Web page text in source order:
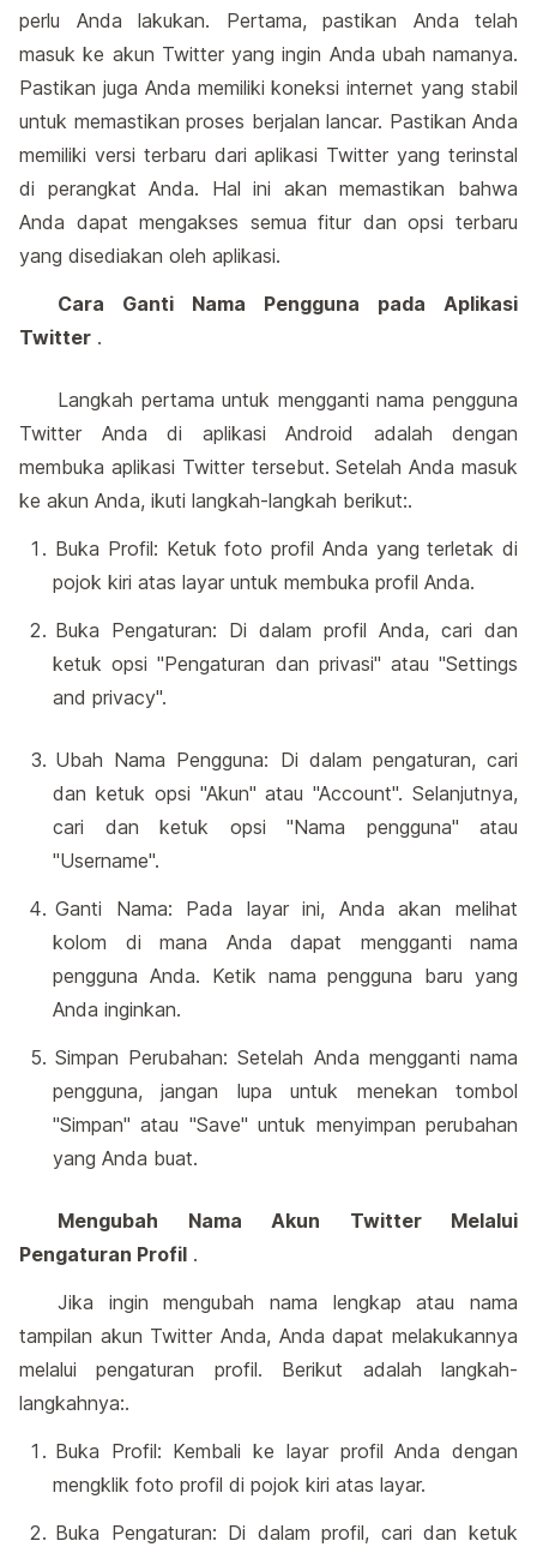
perlu Anda lakukan. Pertama, pastikan Anda telah
masuk ke akun Twitter yang ingin Anda ubah namanya.
Pastikan juga Anda memiliki koneksi internet yang stabil
untuk memastikan proses berjalan lancar. Pastikan Anda
memiliki versi terbaru dari aplikasi Twitter yang terinstal
di perangkat Anda. Hal ini akan memastikan bahwa
Anda dapat mengakses semua fitur dan opsi terbaru
yang disediakan oleh aplikasi.
Cara Ganti Nama Pengguna pada Aplikasi
Twitter .
Langkah pertama untuk mengganti nama pengguna
Twitter Anda di aplikasi Android adalah dengan
membuka aplikasi Twitter tersebut. Setelah Anda masuk
ke akun Anda, ikuti langkah-langkah berikut:.
Buka Profil: Ketuk foto profil Anda yang terletak di
pojok kiri atas layar untuk membuka profil Anda.
Buka Pengaturan: Di dalam profil Anda, cari dan
ketuk opsi "Pengaturan dan privasi" atau "Settings
and privacy".
Ubah Nama Pengguna: Di dalam pengaturan, cari
dan ketuk opsi "Akun" atau "Account". Selanjutnya,
cari dan ketuk opsi "Nama pengguna" atau
"Username".
Ganti Nama: Pada layar ini, Anda akan melihat
kolom di mana Anda dapat mengganti nama
pengguna Anda. Ketik nama pengguna baru yang
Anda inginkan.
Simpan Perubahan: Setelah Anda mengganti nama
pengguna, jangan lupa untuk menekan tombol
"Simpan" atau "Save" untuk menyimpan perubahan
yang Anda buat.
Mengubah Nama Akun Twitter Melalui
Pengaturan Profil .
Jika ingin mengubah nama lengkap atau nama
tampilan akun Twitter Anda, Anda dapat melakukannya
melalui pengaturan profil. Berikut adalah langkah-
langkahnya:.
Buka Profil: Kembali ke layar profil Anda dengan
mengklik foto profil di pojok kiri atas layar.
Buka Pengaturan: Di dalam profil, cari dan ketuk